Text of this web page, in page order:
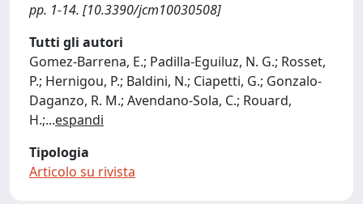
pp. 1-14. [10.3390/jcm10030508]
Tutti gli autori
Gomez-Barrena, E.; Padilla-Eguiluz, N. G.; Rosset,
P.; Hernigou, P.; Baldini, N.; Ciapetti, G.; Gonzalo-
Daganzo, R. M.; Avendano-Sola, C.; Rouard,
H.;...espandi
Tipologia
Articolo su rivista